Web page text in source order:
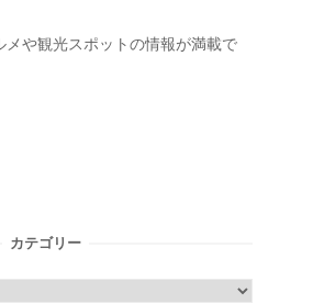
メや観光スポットの情報が満載で
カテゴリー